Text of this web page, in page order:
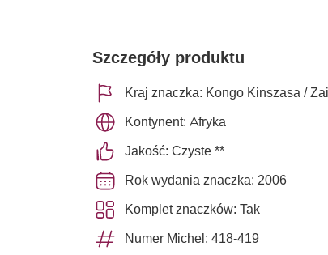
Szczegóły produktu
Kraj znaczka: Kongo Kinszasa /
Kontynent: Afryka
Jakość: Czyste **
Rok wydania znaczka: 2006
Komplet znaczków: Tak
Numer Michel: 418-419